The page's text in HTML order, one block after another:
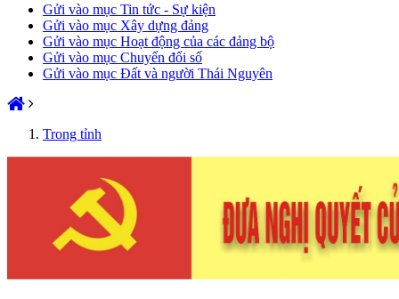
Gửi vào mục Tin tức - Sự kiện
Gửi vào mục Xây dựng đảng
Gửi vào mục Hoạt động của các đảng bộ
Gửi vào mục Chuyển đổi số
Gửi vào mục Đất và người Thái Nguyên
Trong tỉnh